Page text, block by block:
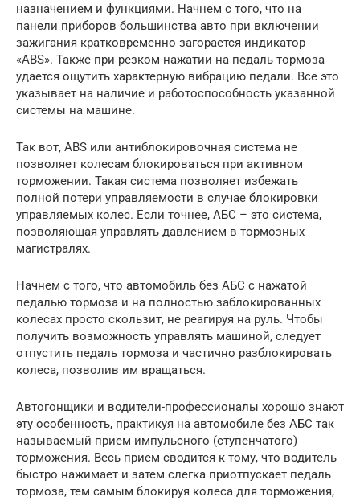
назначением и функциями. Начнем с того, что на
панели приборов большинства авто при включении
зажигания кратковременно загорается индикатор
«ABS». Также при резком нажатии на педаль тормоза
удается ощутить характерную вибрацию педали. Все это
указывает на наличие и работоспособность указанной
системы на машине.
Так вот, ABS или антиблокировочная система не
позволяет колесам блокироваться при активном
торможении. Такая система позволяет избежать
полной потери управляемости в случае блокировки
управляемых колес. Если точнее, АБС – это система,
позволяющая управлять давлением в тормозных
магистралях.
Начнем с того, что автомобиль без АБС с нажатой
педалью тормоза и на полностью заблокированных
колесах просто скользит, не реагируя на руль. Чтобы
получить возможность управлять машиной, следует
отпустить педаль тормоза и частично разблокировать
колеса, позволив им вращаться.
Автогонщики и водители-профессионалы хорошо знают
эту особенность, практикуя на автомобиле без АБС так
называемый прием импульсного (ступенчатого)
торможения. Весь прием сводится к тому, что водитель
быстро нажимает и затем слегка приотпускает педаль
тормоза, тем самым блокируя колеса для торможения,